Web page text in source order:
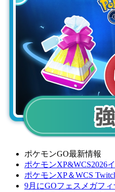
ポケモンGO最新情報
ポケモンXP&WCS2026
ポケモンXP＆WCS
9月にGOフェスメガフィ